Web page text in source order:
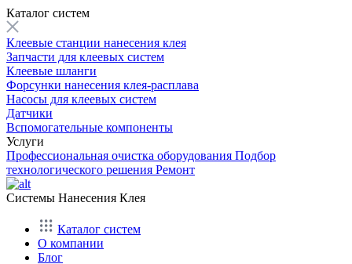
Каталог систем
Клеевые станции нанесения клея
Запчасти для клеевых систем
Клеевые шланги
Форсунки нанесения клея-расплава
Насосы для клеевых систем
Датчики
Вспомогательные компоненты
Услуги
Профессиональная очистка оборудования Подбор
технологического решения Ремонт
Системы Нанесения Клея
Каталог систем
О компании
Блог